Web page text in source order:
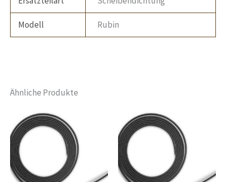
Modell Rubin
Ähnliche Produkte